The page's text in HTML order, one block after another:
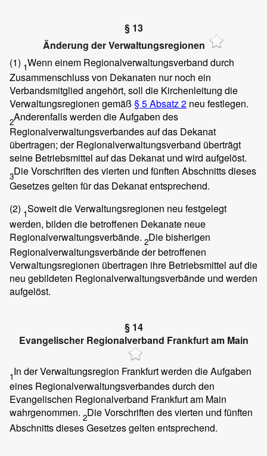
§ 13
Änderung der Verwaltungsregionen
(1) 1Wenn einem Regionalverwaltungsverband durch
Zusammenschluss von Dekanaten nur noch ein
Verbandsmitglied angehört, soll die Kirchenleitung die
Verwaltungsregionen gemäß § 5 Absatz 2 neu festlegen.
2Anderenfalls werden die Aufgaben des
Regionalverwaltungsverbandes auf das Dekanat
übertragen; der Regionalverwaltungsverband überträgt
seine Betriebsmittel auf das Dekanat und wird aufgelöst.
3Die Vorschriften des vierten und fünften Abschnitts dieses
Gesetzes gelten für das Dekanat entsprechend.
(2) 1Soweit die Verwaltungsregionen neu festgelegt
werden, bilden die betroffenen Dekanate neue
Regionalverwaltungsverbände. 2Die bisherigen
Regionalverwaltungsverbände der betroffenen
Verwaltungsregionen übertragen ihre Betriebsmittel auf die
neu gebildeten Regionalverwaltungsverbände und werden
aufgelöst.
§ 14
Evangelischer Regionalverband Frankfurt am Main
1In der Verwaltungsregion Frankfurt werden die Aufgaben
eines Regionalverwaltungsverbandes durch den
Evangelischen Regionalverband Frankfurt am Main
wahrgenommen. 2Die Vorschriften des vierten und fünften
Abschnitts dieses Gesetzes gelten entsprechend.